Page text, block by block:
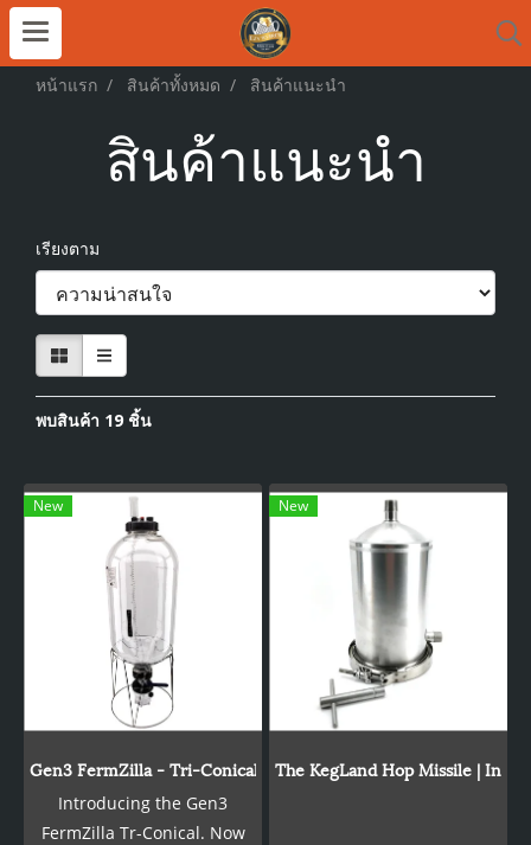
หน้าแรก สินค้าทั้งหมด สินค้าแนะนำ
สินค้าแนะนำ
เรียงตาม
พบสินค้า 19 ชิ้น
New
Gen3 FermZilla - Tri-Conical - 55L - Starter Kit with handle
Introducing the Gen3
FermZilla Tr-Conical. Now
New
The KegLand Hop Missile |